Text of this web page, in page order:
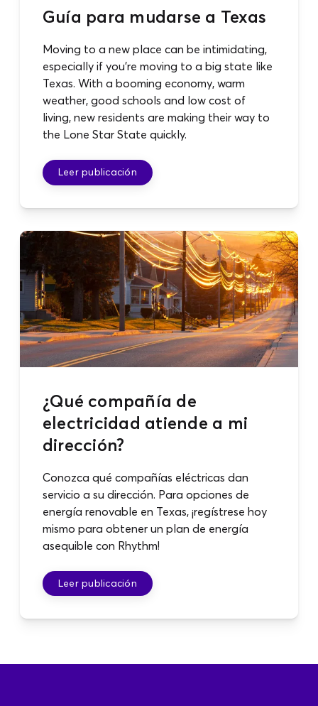
Pagar la factura
Regístrate
Guía para mudarse a Texas
Moving to a new place can be intimidating,
especially if you're moving to a big state like
Texas. With a booming economy, warm
weather, good schools and low cost of
living, new residents are making their way to
the Lone Star State quickly.
Leer publicación
¿Qué compañía de
electricidad atiende a mi
dirección?
Conozca qué compañías eléctricas dan
servicio a su dirección. Para opciones de
energía renovable en Texas, ¡regístrese hoy
mismo para obtener un plan de energía
asequible con Rhythm!
Leer publicación